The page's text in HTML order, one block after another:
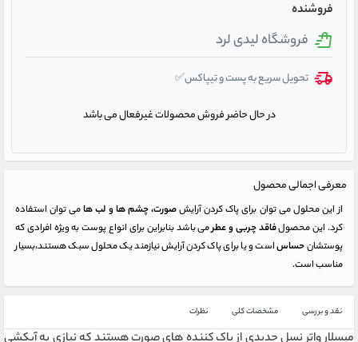
فروشنده
فروشگاه لیدی لرد
تحویل سریع به پست و تیپاکس✅
در حال حاضر فروش محصولات غیرفعال می باشد
معرفی اجمالی محصول
از این محلول می توان برای پاک کردن آرایشصورت، چشم ها و لب هامی توان استفاده
کرد. این محصولفاقد چربی و عطرمی باشد بنابراین برای انواع پوست به ویژه افرادی که
پوستشانحساساست و یا برای پاک کردن آرایش نیازمند یک محلول سبک هستند،بسیار
مناسب است.
نقد و بررسی مشخصات کلی نظرات